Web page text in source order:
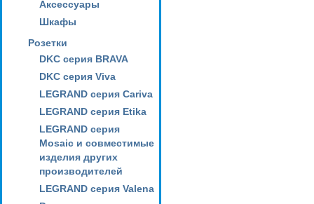
Аксессуары
Шкафы
Розетки
DKC серия BRAVA
DKC серия Viva
LEGRAND серия Cariva
LEGRAND серия Etika
LEGRAND серия
Mosaic и совместимые
изделия других
производителей
LEGRAND серия Valena